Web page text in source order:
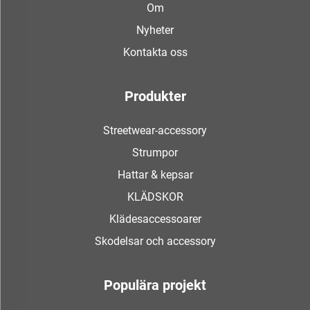
Om
Nyheter
Kontakta oss
Produkter
Streetwear-accessory
Strumpor
Hattar & kepsar
KLÄDSKOR
Klädesaccessoarer
Skodelsar och accessory
Populära projekt